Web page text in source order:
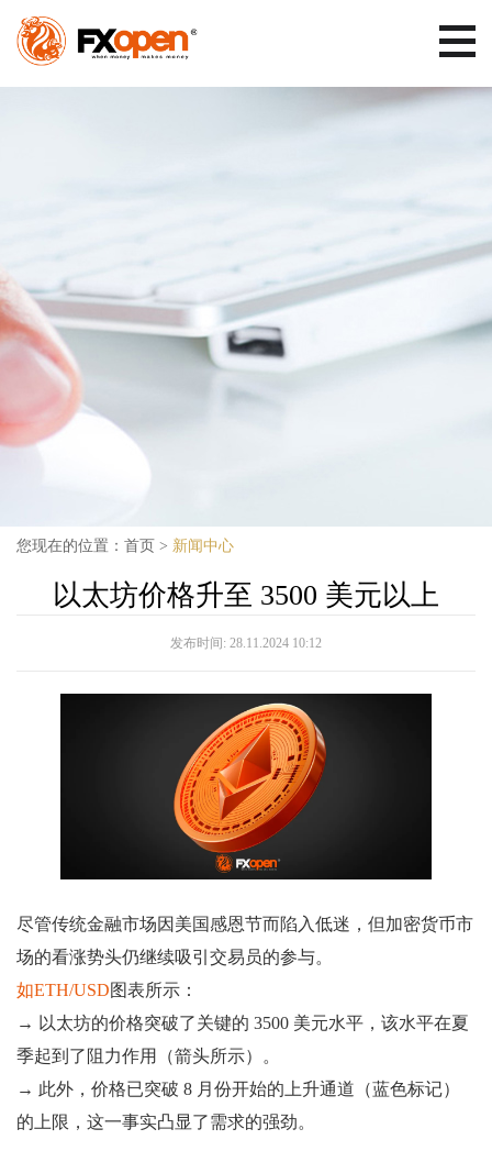
您现在的位置： 首页 > 新闻中心
以太坊价格升至 3500 美元以上
发布时间: 28.11.2024 10:12
尽管传统金融市场因美国感恩节而陷入低迷，但加密货币市
场的看涨势头仍继续吸引交易员的参与。
如ETH/USD图表所示：
→ 以太坊的价格突破了关键的 3500 美元水平，该水平在夏
季起到了阻力作用（箭头所示）。
→ 此外，价格已突破 8 月份开始的上升通道（蓝色标记）
的上限，这一事实凸显了需求的强劲。